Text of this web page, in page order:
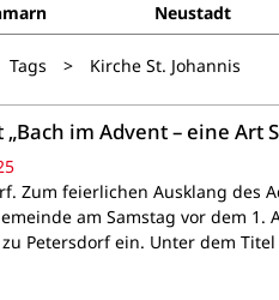
Neustadt
Tags > Kirche St. Johannis
„Bach im Advent – eine Art
Zum feierlichen Ausklang des
am Samstag vor dem 1.
zu Petersdorf ein. Unter dem